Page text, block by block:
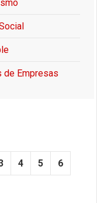
de Empresas
4 5 6